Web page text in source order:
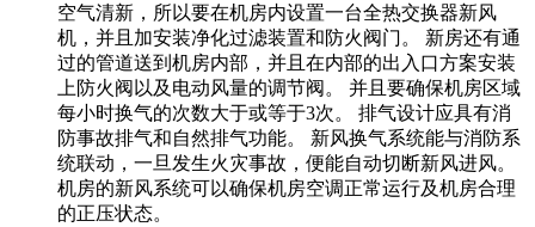
空气清新，所以要在机房内设置一台全热交换器新风
机，并且加安装净化过滤装置和防火阀门。 新房还有通
过的管道送到机房内部，并且在内部的出入口方案安装
上防火阀以及电动风量的调节阀。 并且要确保机房区域
每小时换气的次数大于或等于3次。 排气设计应具有消
防事故排气和自然排气功能。 新风换气系统能与消防系
统联动，一旦发生火灾事故，便能自动切断新风进风。
机房的新风系统可以确保机房空调正常运行及机房合理
的正压状态。